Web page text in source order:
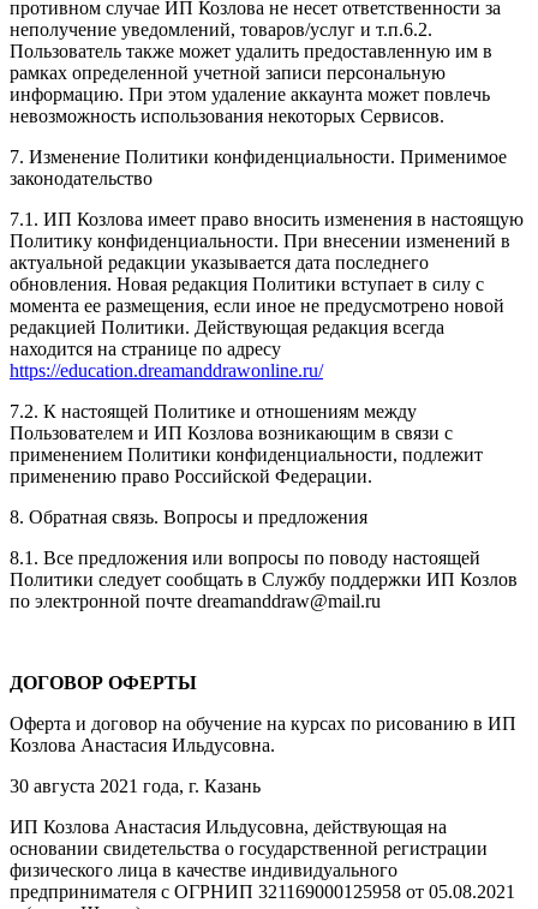
противном случае ИП Козлова не несет ответственности за
неполучение уведомлений, товаров/услуг и т.п.6.2.
Пользователь также может удалить предоставленную им в
рамках определенной учетной записи персональную
информацию. При этом удаление аккаунта может повлечь
невозможность использования некоторых Сервисов.
7. Изменение Политики конфиденциальности. Применимое
законодательство
7.1. ИП Козлова имеет право вносить изменения в настоящую
Политику конфиденциальности. При внесении изменений в
актуальной редакции указывается дата последнего
обновления. Новая редакция Политики вступает в силу с
момента ее размещения, если иное не предусмотрено новой
редакцией Политики. Действующая редакция всегда
находится на странице по адресу
https://education.dreamanddrawonline.ru/
7.2. К настоящей Политике и отношениям между
Пользователем и ИП Козлова возникающим в связи с
применением Политики конфиденциальности, подлежит
применению право Российской Федерации.
8. Обратная связь. Вопросы и предложения
8.1. Все предложения или вопросы по поводу настоящей
Политики следует сообщать в Службу поддержки ИП Козлов
по электронной почте dreamanddraw@mail.ru
ДОГОВОР ОФЕРТЫ
Оферта и договор на обучение на курсах по рисованию в ИП
Козлова Анастасия Ильдусовна.
30 августа 2021 года, г. Казань
ИП Козлова Анастасия Ильдусовна, действующая на
основании свидетельства о государственной регистрации
физического лица в качестве индивидуального
предпринимателя с ОГРНИП 321169000125958 от 05.08.2021